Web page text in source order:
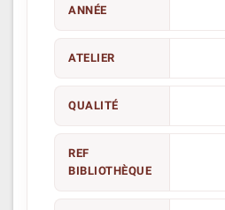
ANNÉE
ATELIER
QUALITÉ
REF
BIBLIOTHÈQUE